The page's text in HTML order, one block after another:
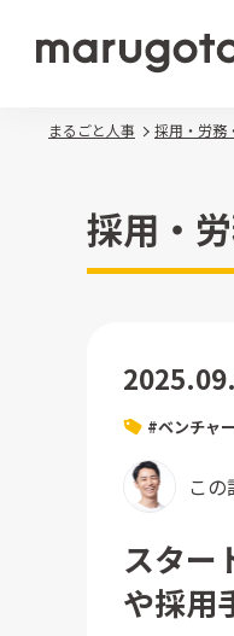
まるごと人事 採用・労務
採用・
#ベンチャ
こ
スター
や採用